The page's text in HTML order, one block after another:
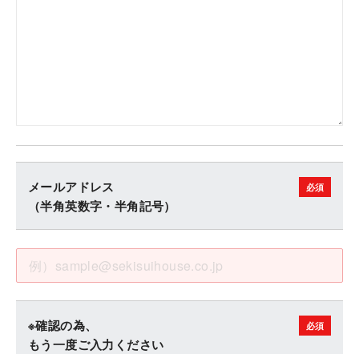
メールアドレス
（半角英数字・半角記号）
※確認の為、
もう一度ご入力ください